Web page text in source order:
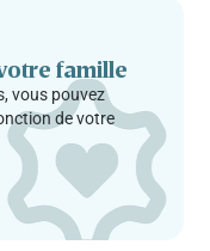
famille
vous pouvez
de votre